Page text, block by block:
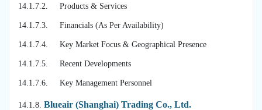
14.1.7.2. Products & Services
14.1.7.3. Financials (As Per Availability)
14.1.7.4. Key Market Focus & Geographical Presence
14.1.7.5. Recent Developments
14.1.7.6. Key Management Personnel
14.1.8. Blueair (Shanghai) Trading Co., Ltd.